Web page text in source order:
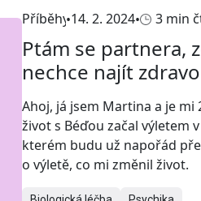
Příběhy14. 2. 2024 3 min
Ptám se partnera,
nechce najít
Ahoj, já jsem Martina a je mi
život s Béďou začal výletem
kterém budu už napořád
o výletě, co mi změnil život.